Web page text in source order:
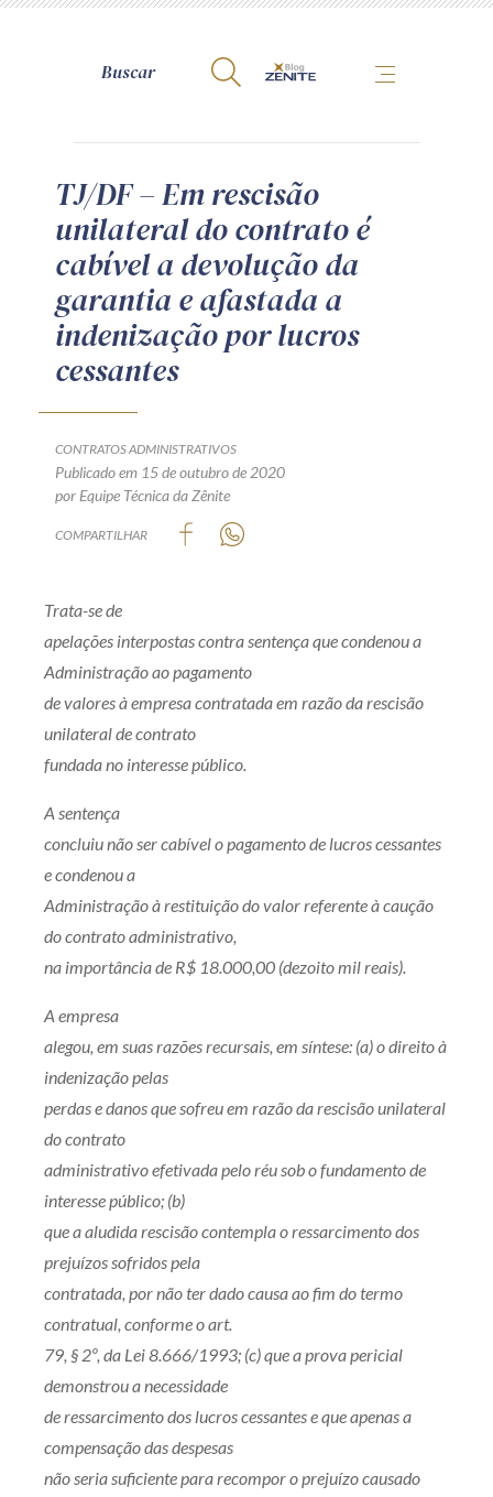
A Zênite
Como publicar conosco
Site da Zênite
Contato
Termos de uso
Política de Privacidade
Produtos e serviços
Orientação por Escrito
Mentoria Zênite
Capacitação
Eventos presenciais
Diferenciais
Av. Sete de Setembro, 4698
Batel
Telefone (41) 2109-8666
Whatsapp (41) 98881-6616
TJ/DF – Em rescisão
unilateral do contrato é
cabível a devolução da
garantia e afastada a
indenização por lucros
cessantes
CONTRATOS ADMINISTRATIVOS
Publicado em 15 de outubro de 2020
por Equipe Técnica da Zênite
COMPARTILHAR
Trata-se de
apelações interpostas contra sentença que condenou a
Administração ao pagamento
de valores à empresa contratada em razão da rescisão
unilateral de contrato
fundada no interesse público.
A sentença
concluiu não ser cabível o pagamento de lucros cessantes
e condenou a
Administração à restituição do valor referente à caução
do contrato administrativo,
na importância de R$ 18.000,00 (dezoito mil reais).
A empresa
alegou, em suas razões recursais, em síntese: (a) o direito à
indenização pelas
perdas e danos que sofreu em razão da rescisão unilateral
do contrato
administrativo efetivada pelo réu sob o fundamento de
interesse público; (b)
que a aludida rescisão contempla o ressarcimento dos
prejuízos sofridos pela
contratada, por não ter dado causa ao fim do termo
contratual, conforme o art.
79, § 2º, da Lei 8.666/1993; (c) que a prova pericial
demonstrou a necessidade
de ressarcimento dos lucros cessantes e que apenas a
compensação das despesas
não seria suficiente para recompor o prejuízo causado